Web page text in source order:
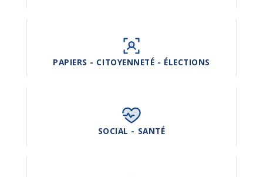
PAPIERS - CITOYENNETÉ - ÉLECTIONS
SOCIAL - SANTÉ